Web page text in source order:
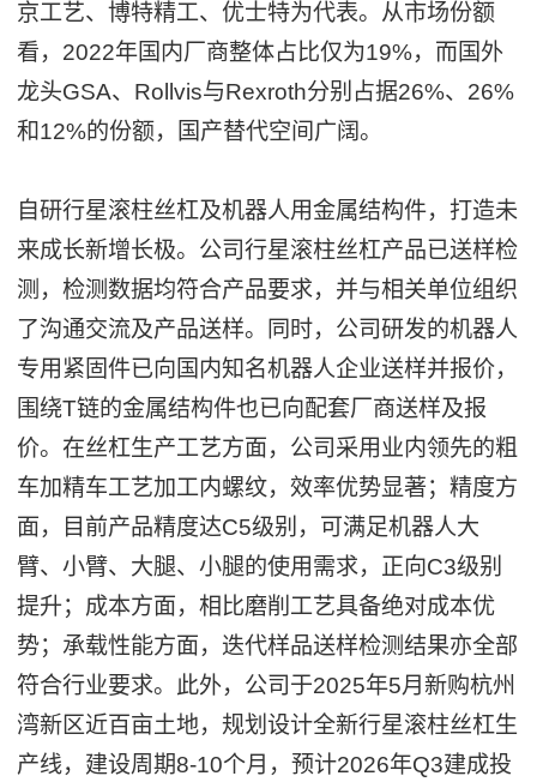
京工艺、博特精工、优士特为代表。从市场份额
看，2022年国内厂商整体占比仅为19%，而国外
龙头GSA、Rollvis与Rexroth分别占据26%、26%
和12%的份额，国产替代空间广阔。
自研行星滚柱丝杠及机器人用金属结构件，打造未
来成长新增长极。公司行星滚柱丝杠产品已送样检
测，检测数据均符合产品要求，并与相关单位组织
了沟通交流及产品送样。同时，公司研发的机器人
专用紧固件已向国内知名机器人企业送样并报价，
围绕T链的金属结构件也已向配套厂商送样及报
价。在丝杠生产工艺方面，公司采用业内领先的粗
车加精车工艺加工内螺纹，效率优势显著；精度方
面，目前产品精度达C5级别，可满足机器人大
臂、小臂、大腿、小腿的使用需求，正向C3级别
提升；成本方面，相比磨削工艺具备绝对成本优
势；承载性能方面，迭代样品送样检测结果亦全部
符合行业要求。此外，公司于2025年5月新购杭州
湾新区近百亩土地，规划设计全新行星滚柱丝杠生
产线，建设周期8-10个月，预计2026年Q3建成投